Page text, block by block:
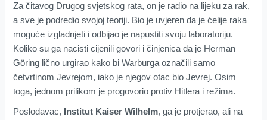
Za čitavog Drugog svjetskog rata, on je radio na lijeku za rak,
a sve je podredio svojoj teoriji. Bio je uvjeren da je ćelije raka
moguće izgladnjeti i odbijao je napustiti svoju laboratoriju.
Koliko su ga nacisti cijenili govori i činjenica da je Herman
Göring lično urgirao kako bi Warburga označili samo
četvrtinom Jevrejom, iako je njegov otac bio Jevrej. Osim
toga, jednom prilikom je progovorio protiv Hitlera i režima.
Poslodavac, Institut Kaiser Wilhelm, ga je protjerao, ali na